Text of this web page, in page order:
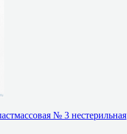
№ 3 нестерильная